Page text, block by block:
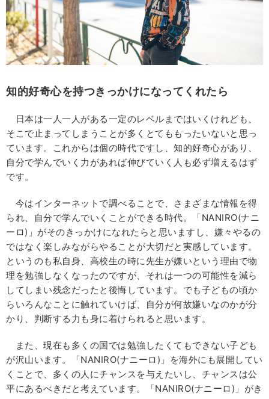
知的好奇心を持つきっかけになってくれたら
日本は一人一人がある一定のレベルまではいくけれども、
そこで止まってしまうことが多くとてももったいないと思っ
ています。これからは個の時代ですし、知的好奇心があり、
自分で学んでいく力があれば伸びていく人も必ず増えるはず
です。
今はインターネットで調べることで、さまざまな情報を得
られ、自分で学んでいくことができる時代。「NANIRO(ナニ
ーロ)」がそのきっかけになれたらと思いますし、嫌々やるの
ではなく楽しみながらやることが大切だと実感しています。
というのも私自身、高校生の時に先生が嫌いという理由で物
理を勉強しなくなったのですが、それは一つの可能性を減ら
してしまい残念だったと後悔しています。でも子どもの頃か
らいろんなことに触れていけば、自分が何故嫌いなのかが分
かり、判断する力も身に着けられると思います。
また、現在も多くの国では勉強したくてもできない子ども
が沢山います。「NANIRO(ナニーロ)」を海外にも展開してい
くことで、多くの人にチャンスを与えたいし、チャンスは公
平にあるべきだと考えています。「NANIRO(ナニーロ)」がき